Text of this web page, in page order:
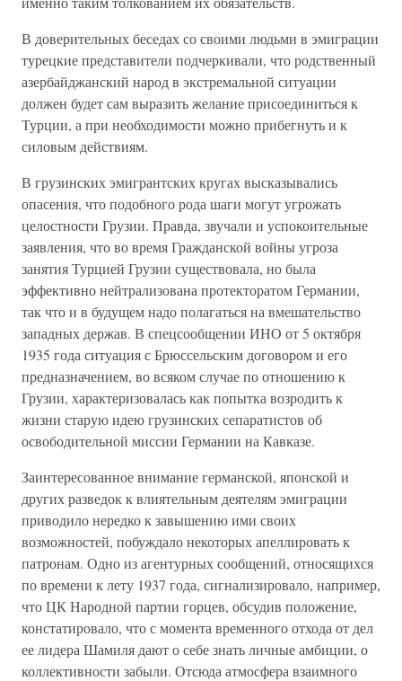
В доверительных беседах со своими людьми в эмиграции
турецкие представители подчеркивали, что родственный
азербайджанский народ в экстремальной ситуации
должен будет сам выразить желание присоединиться к
Турции, а при необходимости можно прибегнуть и к
силовым действиям.
В грузинских эмигрантских кругах высказывались
опасения, что подобного рода шаги могут угрожать
целостности Грузии. Правда, звучали и успокоительные
заявления, что во время Гражданской войны угроза
занятия Турцией Грузии существовала, но была
эффективно нейтрализована протекторатом Германии,
так что и в будущем надо полагаться на вмешательство
западных держав. В спецсообщении ИНО от 5 октября
1935 года ситуация с Брюссельским договором и его
предназначением, во всяком случае по отношению к
Грузии, характеризовалась как попытка возродить к
жизни старую идею грузинских сепаратистов об
освободительной миссии Германии на Кавказе.
Заинтересованное внимание германской, японской и
других разведок к влиятельным деятелям эмиграции
приводило нередко к завышению ими своих
возможностей, побуждало некоторых апеллировать к
патронам. Одно из агентурных сообщений, относящихся
по времени к лету 1937 года, сигнализировало, например,
что ЦК Народной партии горцев, обсудив положение,
констатировало, что с момента временного отхода от дел
ее лидера Шамиля дают о себе знать личные амбиции, о
коллективности забыли. Отсюда атмосфера взаимного